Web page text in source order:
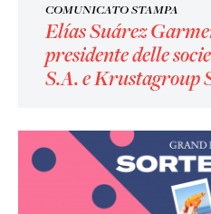
COMUNICATO STAMPA
Elías Suárez
presidente delle
S.A. e Krustagroup